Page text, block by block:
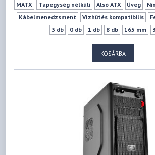
MATX Tápegység nélküli Alsó ATX Üveg
Kábelmenedzsment
Vízhűtés kompatibilis
3 db
0 db 1 db 8 db 165 mm
KOSÁRBA